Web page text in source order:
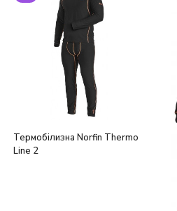
Термобілизна Norfin Thermo
Line 2